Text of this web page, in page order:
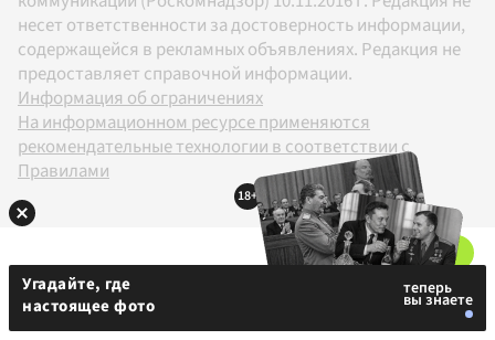
несет ответственности за достоверность информации,
содержащейся в рекламных объявлениях. Редакция не
предоставляет справочной информации.
Информация об ограничениях
На информационном ресурсе применяются
рекомендательные технологии в соответствии с
Правилами
18+
Угадайте, где
настоящее фото